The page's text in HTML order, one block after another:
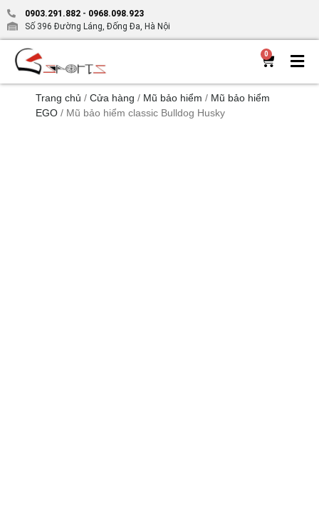
0903.291.882 - 0968.098.923
Số 396 Đường Láng, Đống Đa, Hà Nội
0
Trang chủ / Cửa hàng / Mũ bảo hiểm / Mũ bảo hiểm
EGO / Mũ bảo hiểm classic Bulldog Husky